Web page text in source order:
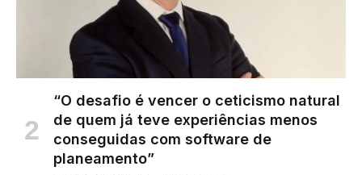
“O desafio é vencer o ceticismo natural
de quem já teve experiências menos
conseguidas com software de
planeamento”